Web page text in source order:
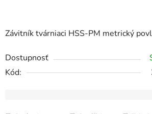
Závitník tvárniaci HSS-PM metrický
Dostupnosť
Kód: